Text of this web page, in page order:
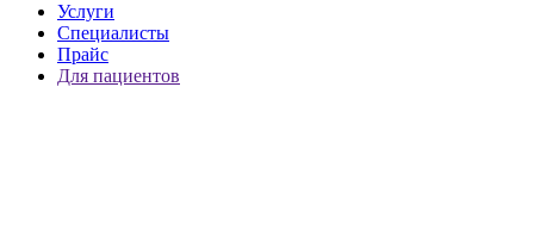
Услуги
Специалисты
Прайс
Для пациентов